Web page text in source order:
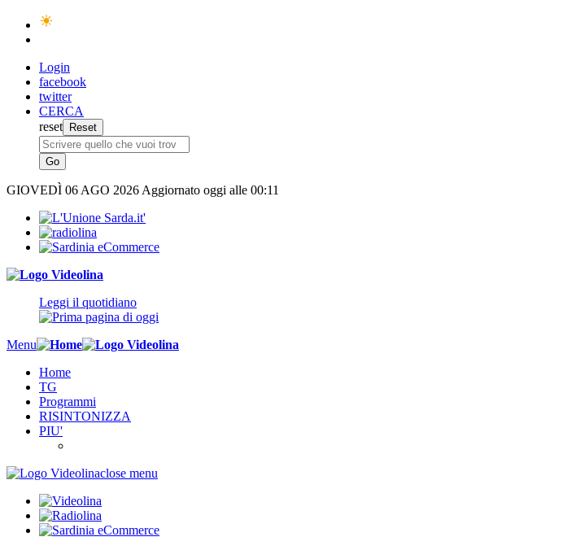
Login
facebook
twitter
CERCA
reset
GIOVEDÌ 06 AGO 2026 Aggiornato oggi alle 00:11
Leggi il quotidiano
Menu
Home
TG
Programmi
RISINTONIZZA
PIU'
close menu